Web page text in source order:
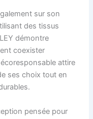
sur son
des tissus
démontre
coexister
attire
ses choix tout en
pensée pour